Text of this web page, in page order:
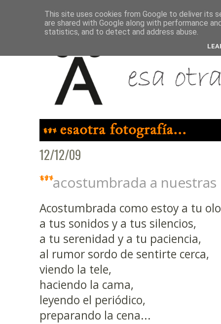
12/12/09
acostumbrada a
Acostumbrada como estoy a tu
a tus sonidos y a tus silencios,
a tu serenidad y a tu paciencia,
al rumor sordo de sentirte cerca,
viendo la tele,
haciendo la cama,
leyendo el periódico,
preparando la cena...
This site uses cookies from Google to deliver its
are shared with Google along with performance
statistics, and to detect and address abuse.